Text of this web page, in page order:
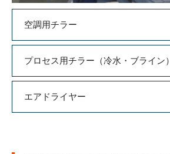
空調用チラー
プロセス用チラー（冷水・ブライン）
エアドライヤー